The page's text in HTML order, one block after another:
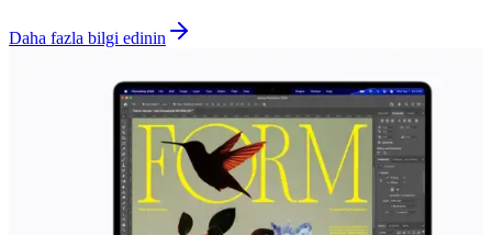
Daha fazla bilgi edinin